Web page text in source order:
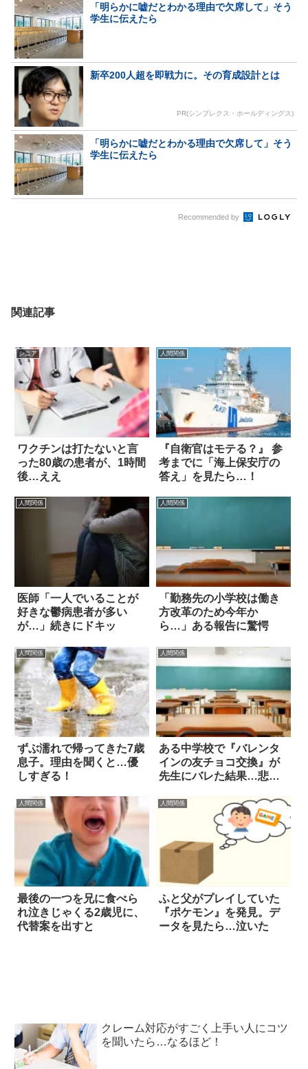
「明らかに嘘だとわかる理由で欠席して」そう
学生に伝えたら
新卒200人超を即戦力に。その育成設計とは
PR(シンプレクス・ホールディングス)
「明らかに嘘だとわかる理由で欠席して」そう
学生に伝えたら
Recommended by
関連記事
シニア
ワクチンは打たないと言
った80歳の患者が、1時間
後…ええ
人間関係
『自衛官はモテる？』 参
考までに「海上保安庁の
答え」を見たら…！
人間関係
医師「一人でいることが
好きな鬱病患者が多い
が…」続きにドキッ
人間関係
「勤務先の小学校は働き
方改革のため今年か
ら…」ある報告に驚愕
人間関係
ずぶ濡れで帰ってきた7歳
息子。理由を聞くと…優
しすぎる！
人間関係
ある中学校で『バレンタ
インの友チョコ交換』が
先生にバレた結果…悲
人間関係
最後の一つを兄に食べら
れ泣きじゃくる2歳児に、
代替案を出すと
人間関係
ふと父がプレイしていた
『ポケモン』を発見。デ
ータを見たら…泣いた
クレーム対応がすごく上手い人にコツ
を聞いたら…なるほど！